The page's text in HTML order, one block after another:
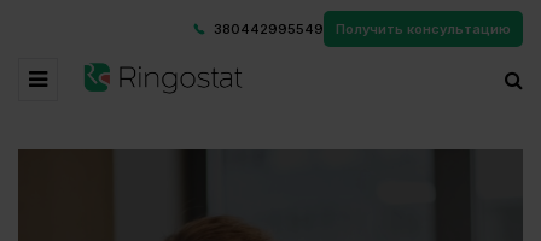
380442995549 Получить консультацию